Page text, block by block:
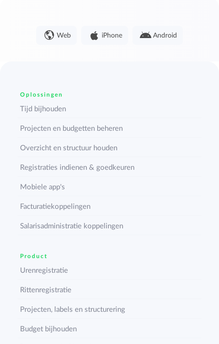
Web iPhone Android
Oplossingen
Tijd bijhouden
Projecten en budgetten beheren
Overzicht en structuur houden
Registraties indienen & goedkeuren
Mobiele app's
Facturatiekoppelingen
Salarisadministratie koppelingen
Product
Urenregistratie
Rittenregistratie
Projecten, labels en structurering
Budget bijhouden